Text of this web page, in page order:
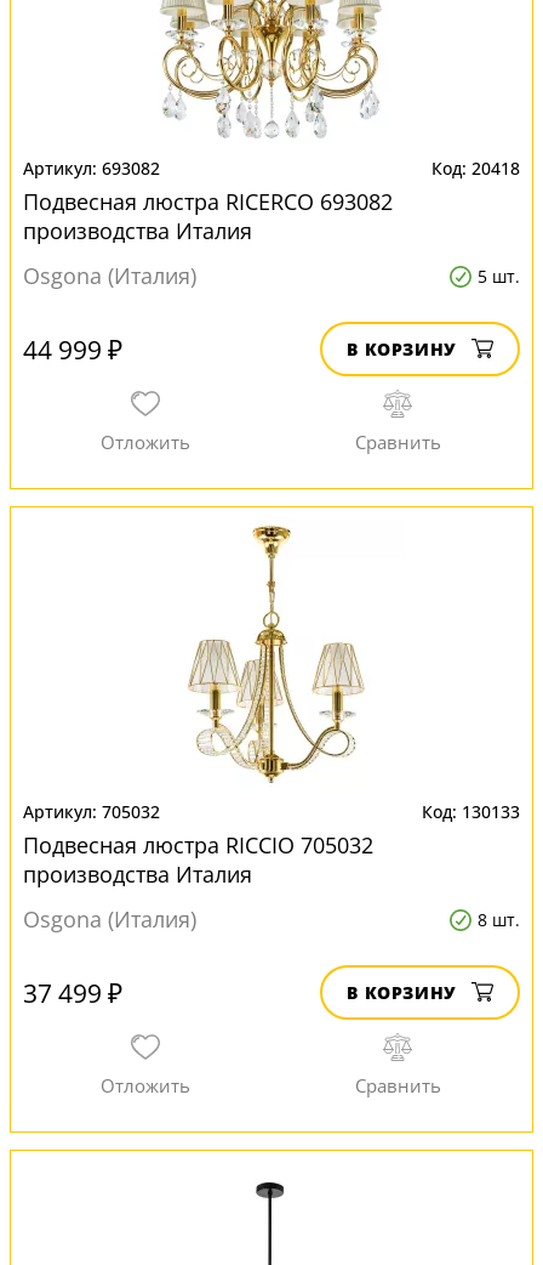
693082 20418
Подвесная люстра RICERCO 693082
производства Италия
Osgona (Италия)
5 шт.
44 999 ₽ В КОРЗИНУ
705032 130133
Подвесная люстра RICCIO 705032
производства Италия
Osgona (Италия)
8 шт.
37 499 ₽ В КОРЗИНУ